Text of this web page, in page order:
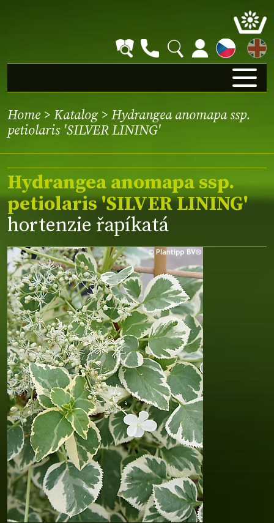
EN
Home > Katalog> Hydrangea anomapa ssp.
petiolaris 'SILVER LINING'
Hydrangea anomapa ssp.
petiolaris 'SILVER LINING'
hortenzie řapíkatá